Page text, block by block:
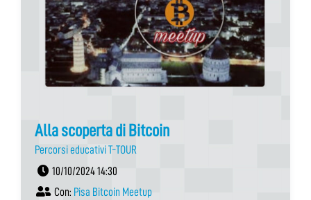
Alla scoperta di Bitcoin
Percorsi educativi T-TOUR
10/10/2024 14:30
Con: Pisa Bitcoin Meetup